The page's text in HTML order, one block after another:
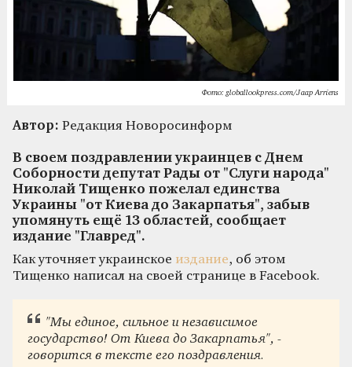
Фото: globallookpress.com/Jaap Arriens
Автор: Редакция Новоросинформ
В своем поздравлении украинцев с Днем
Соборности депутат Рады от "Слуги народа"
Николай Тищенко пожелал единства
Украины "от Киева до Закарпатья", забыв
упомянуть ещё 13 областей, сообщает
издание "Главред".
Как уточняет украинское издание, об этом
Тищенко написал на своей странице в Facebook.
"Мы единое, сильное и независимое
государство! От Киева до Закарпатья", -
говорится в тексте его поздравления.